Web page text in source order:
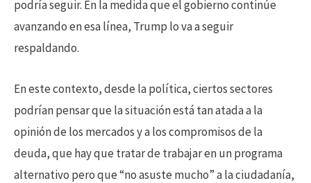
podría seguir. En la medida que el gobierno continúe
avanzando en esa línea, Trump lo va a seguir
respaldando.
En este contexto, desde la política, ciertos sectores
podrían pensar que la situación está tan atada a la
opinión de los mercados y a los compromisos de la
deuda, que hay que tratar de trabajar en un programa
alternativo pero que “no asuste mucho” a la ciudadanía,